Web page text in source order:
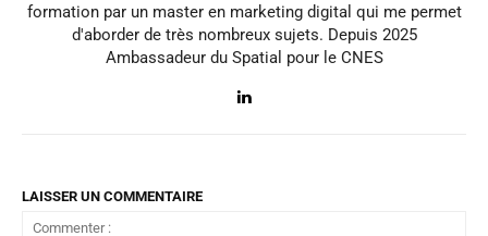
formation par un master en marketing digital qui me permet
d'aborder de très nombreux sujets. Depuis 2025
Ambassadeur du Spatial pour le CNES
LAISSER UN COMMENTAIRE